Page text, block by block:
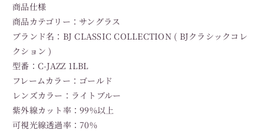
商品仕様
商品カテゴリー：サングラス
ブランド名：BJ CLASSIC COLLECTION ( BJクラシックコレ
クション )
型番：C-JAZZ 1LBL
フレームカラー：ゴールド
レンズカラー：ライトブルー
紫外線カット率：99%以上
可視光線透過率：70%